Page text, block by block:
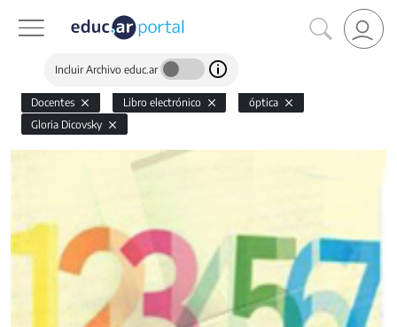
Incluir Archivo educ.ar
Docentes Libro electrónico
óptica
Gloria Dicovsky